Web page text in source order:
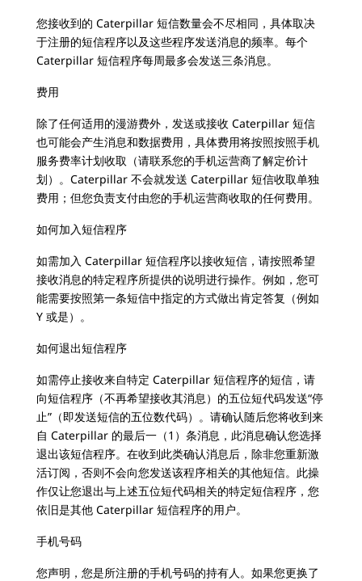
您接收到的 Caterpillar 短信数量会不尽相同，具体取决
于注册的短信程序以及这些程序发送消息的频率。每个
Caterpillar 短信程序每周最多会发送三条消息。
费用
除了任何适用的漫游费外，发送或接收 Caterpillar 短信
也可能会产生消息和数据费用，具体费用将按照按照手机
服务费率计划收取（请联系您的手机运营商了解定价计
划）。Caterpillar 不会就发送 Caterpillar 短信收取单独
费用；但您负责支付由您的手机运营商收取的任何费用。
如何加入短信程序
如需加入 Caterpillar 短信程序以接收短信，请按照希望
接收消息的特定程序所提供的说明进行操作。例如，您可
能需要按照第一条短信中指定的方式做出肯定答复（例如
Y 或是）。
如何退出短信程序
如需停止接收来自特定 Caterpillar 短信程序的短信，请
向短信程序（不再希望接收其消息）的五位短代码发送“停
止”（即发送短信的五位数代码）。请确认随后您将收到来
自 Caterpillar 的最后一（1）条消息，此消息确认您选择
退出该短信程序。在收到此类确认消息后，除非您重新激
活订阅，否则不会向您发送该程序相关的其他短信。此操
作仅让您退出与上述五位短代码相关的特定短信程序，您
依旧是其他 Caterpillar 短信程序的用户。
手机号码
您声明，您是所注册的手机号码的持有人。如果您更换了